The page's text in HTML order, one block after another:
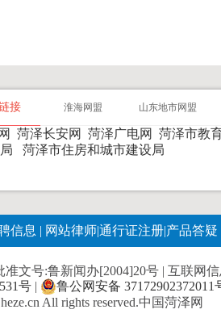
接 淮海网盟 山东地市网盟
菏泽长安网 菏泽广电网 菏泽市教
菏泽市住房和城市建设局
信息 | 网站律师|通行证注册|产品答疑
文号:鲁新闻办[2004]20号 | 互联网
号 |
鲁公网安备 37172902372011
All rights reserved.中国菏泽网